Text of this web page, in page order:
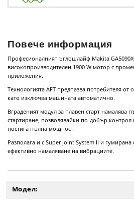
Повече информация
Професионалният ъглошлайф Makita
високопроизводителен 1900 W мотор с
приложения.
Технологията AFT предпазва потребителя от
като изключва машината автоматично.
Вграденият модул за плавен старт намалява
стартиране, позволявайки по-добър контрол
постига пълна мощност.
Разполага и с Super Joint System II и
ефективно намаляване на вибрациите.
Модел: